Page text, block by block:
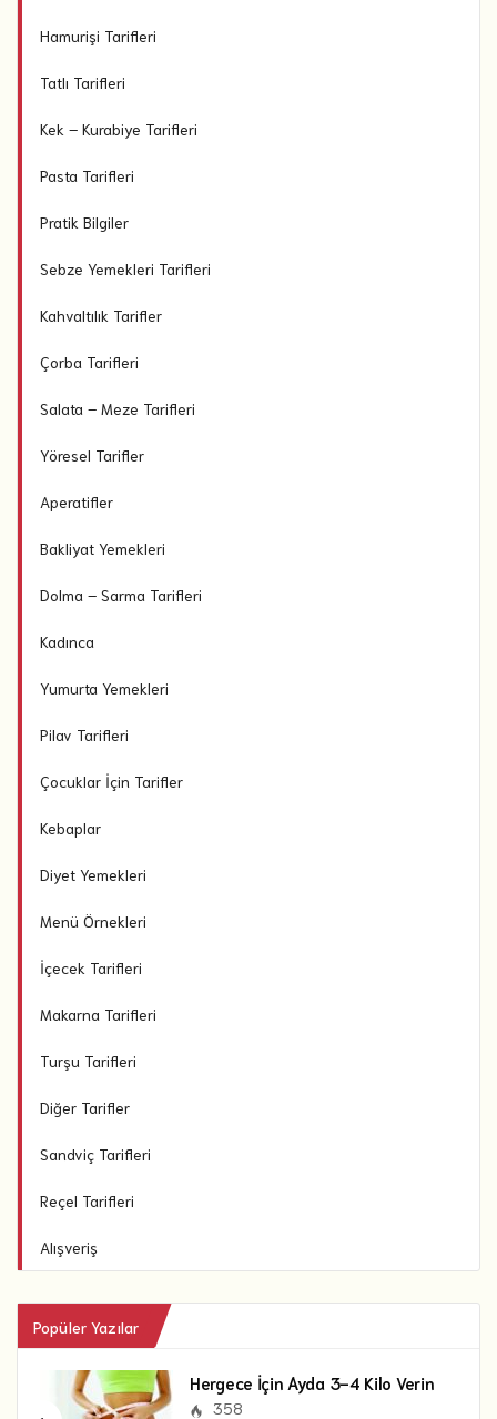
Hamurişi Tarifleri
Tatlı Tarifleri
Kek – Kurabiye Tarifleri
Pasta Tarifleri
Pratik Bilgiler
Sebze Yemekleri Tarifleri
Kahvaltılık Tarifler
Çorba Tarifleri
Salata – Meze Tarifleri
Yöresel Tarifler
Aperatifler
Bakliyat Yemekleri
Dolma – Sarma Tarifleri
Kadınca
Yumurta Yemekleri
Pilav Tarifleri
Çocuklar İçin Tarifler
Kebaplar
Diyet Yemekleri
Menü Örnekleri
İçecek Tarifleri
Makarna Tarifleri
Turşu Tarifleri
Diğer Tarifler
Sandviç Tarifleri
Reçel Tarifleri
Alışveriş
Popüler Yazılar
Hergece İçin Ayda 3-4 Kilo Verin
358